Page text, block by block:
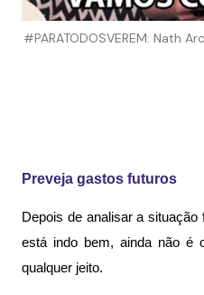
#PARATODOSVEREM: Nath
Preveja gastos futuros
Depois de analisar a
está indo bem, ainda não é
qualquer jeito.